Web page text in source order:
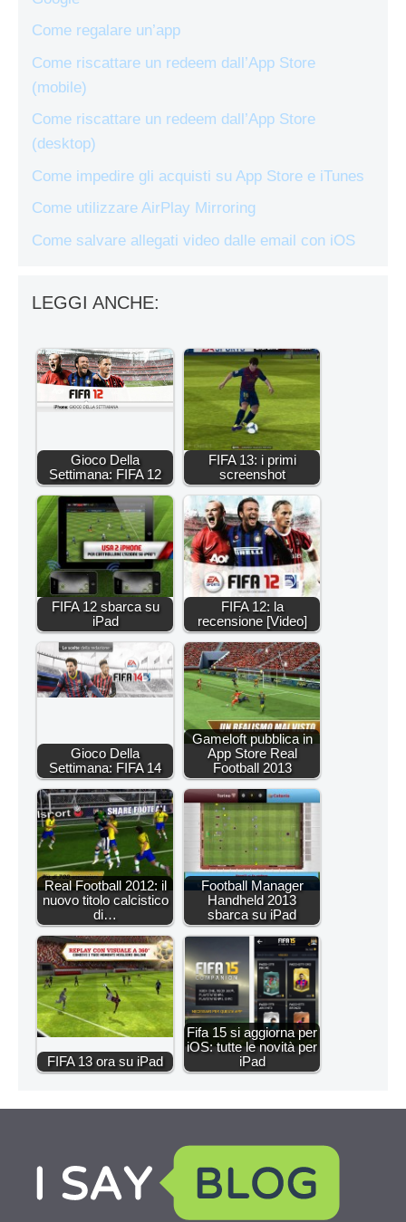
Come regalare un’app
Come riscattare un redeem dall’App Store
(mobile)
Come riscattare un redeem dall’App Store
(desktop)
Come impedire gli acquisti su App Store e iTunes
Come utilizzare AirPlay Mirroring
Come salvare allegati video dalle email con iOS
LEGGI ANCHE:
Gioco Della
Settimana: FIFA 12
FIFA 13: i primi
screenshot
FIFA 12 sbarca su
iPad
FIFA 12: la
recensione [Video]
Gioco Della
Settimana: FIFA 14
Gameloft pubblica in
App Store Real
Football 2013
Real Football 2012: il
nuovo titolo calcistico
di…
Football Manager
Handheld 2013
sbarca su iPad
FIFA 13 ora su iPad
Fifa 15 si aggiorna per
iOS: tutte le novità per
iPad